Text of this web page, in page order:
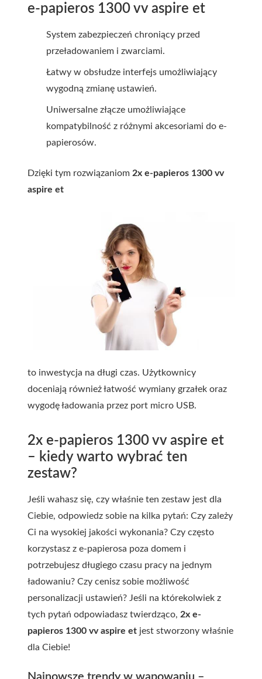
e-papieros 1300 vv aspire et
System zabezpieczeń chroniący przed
przeładowaniem i zwarciami.
Łatwy w obsłudze interfejs umożliwiający
wygodną zmianę ustawień.
Uniwersalne złącze umożliwiające
kompatybilność z różnymi akcesoriami do e-
papierosów.
Dzięki tym rozwiązaniom 2x e-papieros 1300 vv
aspire et
to inwestycja na długi czas. Użytkownicy
doceniają również łatwość wymiany grzałek oraz
wygodę ładowania przez port micro USB.
2x e-papieros 1300 vv aspire et
– kiedy warto wybrać ten
zestaw?
Jeśli wahasz się, czy właśnie ten zestaw jest dla
Ciebie, odpowiedz sobie na kilka pytań: Czy zależy
Ci na wysokiej jakości wykonania? Czy często
korzystasz z e-papierosa poza domem i
potrzebujesz długiego czasu pracy na jednym
ładowaniu? Czy cenisz sobie możliwość
personalizacji ustawień? Jeśli na którekolwiek z
tych pytań odpowiadasz twierdząco, 2x e-
papieros 1300 vv aspire et jest stworzony właśnie
dla Ciebie!
Najnowsze trendy w wapowaniu –